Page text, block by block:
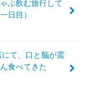
ぶ飲む旅行して
日目）
て、口と脳が震
食べてきた